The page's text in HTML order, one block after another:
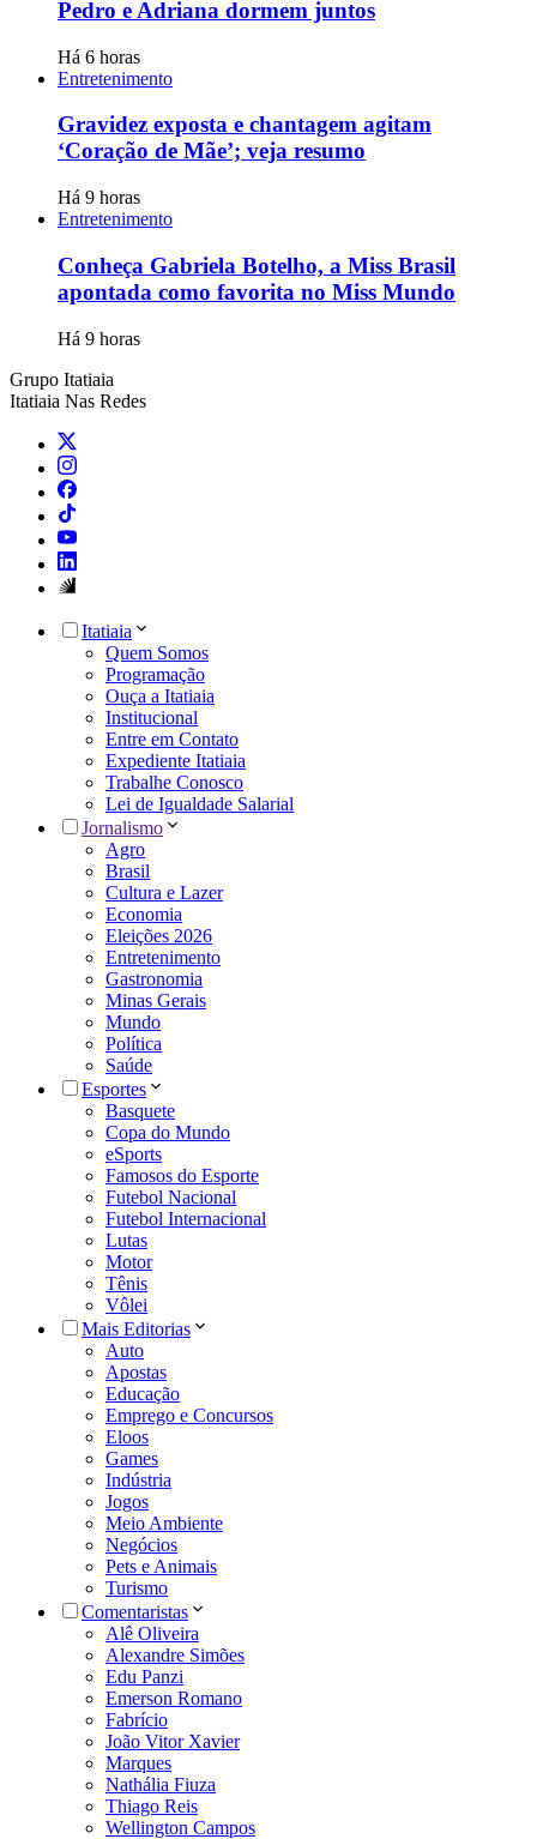
Pedro e Adriana dormem juntos
Há 6 horas
Entretenimento
Gravidez exposta e chantagem agitam
‘Coração de Mãe’; veja resumo
Há 9 horas
Entretenimento
Conheça Gabriela Botelho, a Miss Brasil
apontada como favorita no Miss Mundo
Há 9 horas
Grupo Itatiaia
Itatiaia Nas Redes
Itatiaia
Quem Somos
Programação
Ouça a Itatiaia
Institucional
Entre em Contato
Expediente Itatiaia
Trabalhe Conosco
Lei de Igualdade Salarial
Jornalismo
Agro
Brasil
Cultura e Lazer
Economia
Eleições 2026
Entretenimento
Gastronomia
Minas Gerais
Mundo
Política
Saúde
Esportes
Basquete
Copa do Mundo
eSports
Famosos do Esporte
Futebol Nacional
Futebol Internacional
Lutas
Motor
Tênis
Vôlei
Mais Editorias
Auto
Apostas
Educação
Emprego e Concursos
Eloos
Games
Indústria
Jogos
Meio Ambiente
Negócios
Pets e Animais
Turismo
Comentaristas
Alê Oliveira
Alexandre Simões
Edu Panzi
Emerson Romano
Fabrício
João Vitor Xavier
Marques
Nathália Fiuza
Thiago Reis
Wellington Campos